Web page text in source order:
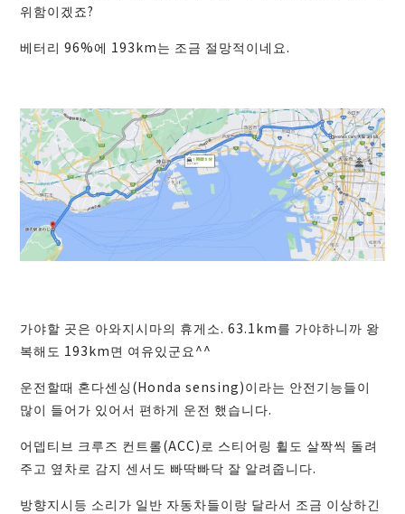
위함이겠죠?
베터리 96%에 193km는 조금 절망적이네요.
가야할 곳은 아와지시마의 휴게소. 63.1km를 가야하니까 왕
복해도 193km면 여유있군요^^
운전할때 혼다센싱(Honda sensing)이라는 안전기능들이
많이 들어가 있어서 편하게 운전 했습니다.
어뎁티브 크루즈 컨트롤(ACC)로 스티어링 휠도 살짝씩 돌려
주고 옆차로 감지 센서도 빠딱빠닥 잘 알려줍니다.
방향지시등 소리가 일반 자동차들이랑 달라서 조금 이상하긴